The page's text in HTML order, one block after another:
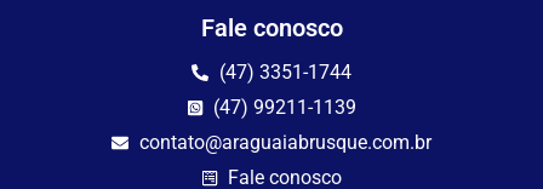
Fale conosco
(47) 3351-1744
(47) 99211-1139
contato@araguaiabrusque.com.br
Fale conosco